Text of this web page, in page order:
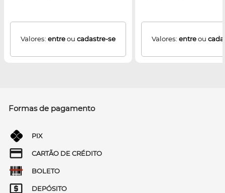
Valores: entreou cadastre-se Valores: entreou
Formas de pagamento
PIX
CARTÃO DE CRÉDITO
BOLETO
DEPÓSITO